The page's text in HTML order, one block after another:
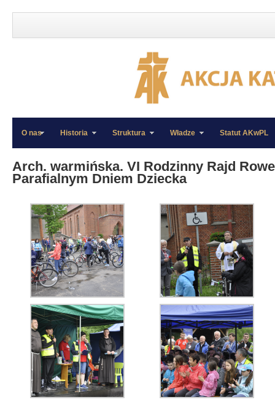
»
»
O nas Historia Struktura Władze Statut AKwPL
Arch. warmińska. VI Rodzinny Rajd
Parafialnym Dniem Dziecka